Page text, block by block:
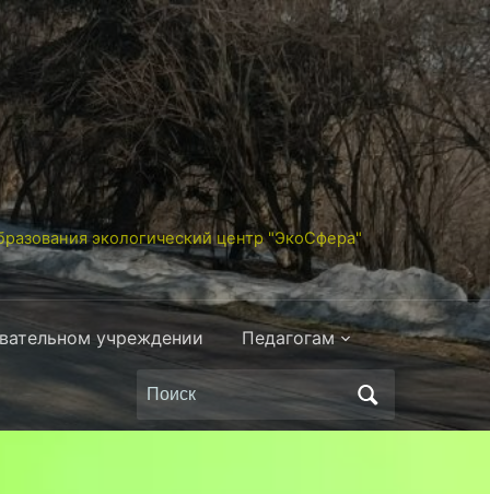
экологический центр "ЭкоСфера"
учреждении Педагогам
Поиск
по: